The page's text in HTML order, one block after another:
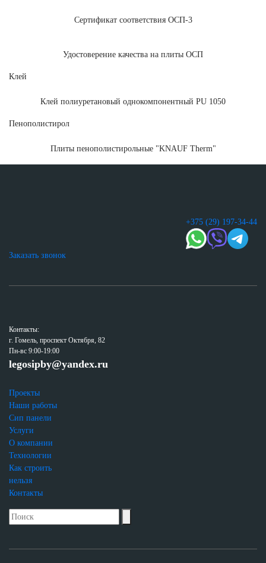
Сертификат соответствия ОСП-3
Удостоверение качества на плиты ОСП
Клей
Клей полиуретановый однокомпонентный PU 1050
Пенополистирол
Плиты пенополистирольные "KNAUF Therm"
+375 (29) 197-34-44
Заказать звонок
Контакты:
г. Гомель, проспект Октября, 82
Пн-вс 9:00-19:00
legosipby@yandex.ru
Проекты
Наши работы
Сип панели
Услуги
О компании
Технологии
Как строить
нельзя
Контакты